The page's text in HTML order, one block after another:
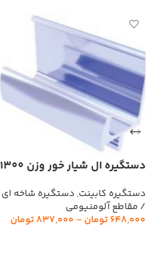
دستگیره ال شیار خور وزن 1300
دستگیره کابینت,دستگیره شاخه ای
/ مقاطع آلومنیومی
648,000تومان–
837,000تومان